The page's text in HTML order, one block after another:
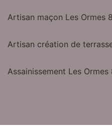
Artisan maçon Les Ormes
Artisan création de
Assainissement Les Ormes